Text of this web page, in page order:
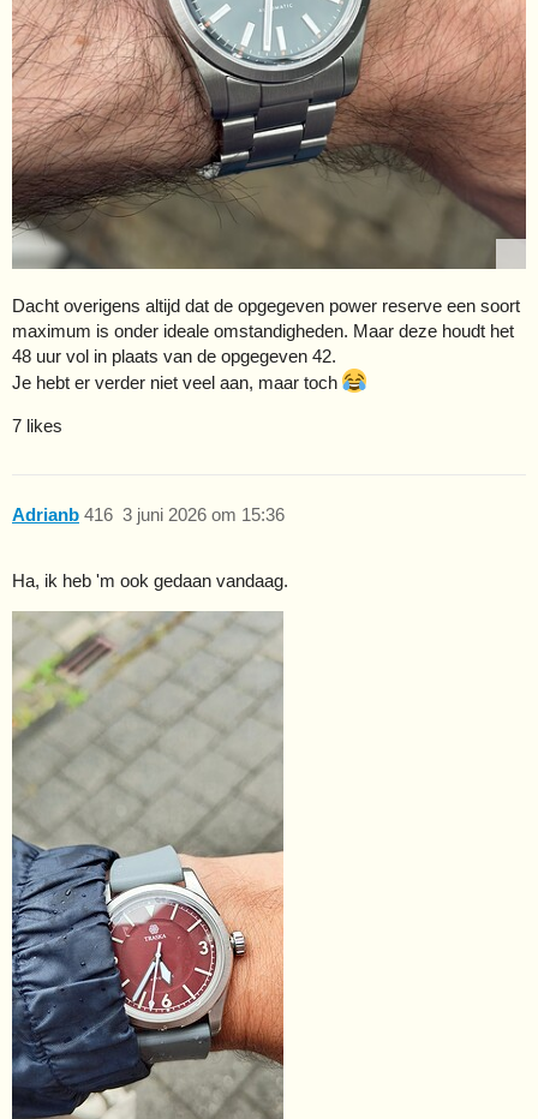
Dacht overigens altijd dat de opgegeven power reserve een soort
maximum is onder ideale omstandigheden. Maar deze houdt het
48 uur vol in plaats van de opgegeven 42.
Je hebt er verder niet veel aan, maar toch
7 likes
Adrianb 3 juni 2026 om 15:36
416
Ha, ik heb 'm ook gedaan vandaag.